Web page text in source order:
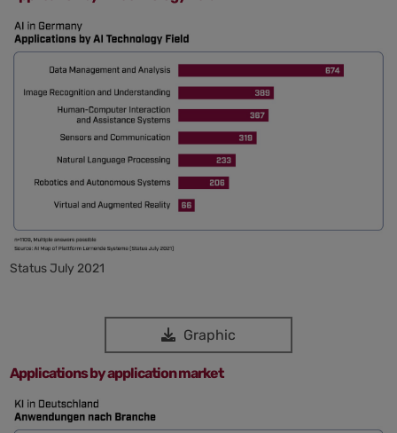
Status July 2021
Graphic
Applications by application market